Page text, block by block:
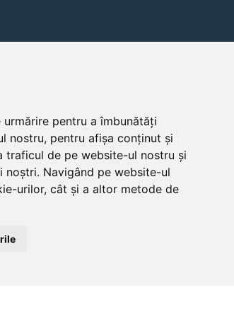
pentru a îmbunătăți
nostru, pentru afișa conținut și
traficul de pe website-ul nostru și
Navigând pe website-ul
urilor, cât și a altor metode de